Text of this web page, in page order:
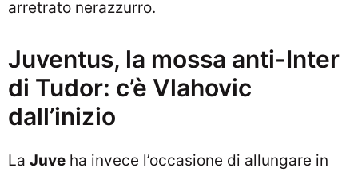
arretrato nerazzurro.
Juventus, la mossa anti-Inter
di Tudor: c’è Vlahovic
dall’inizio
La Juve ha invece l’occasione di allungare in